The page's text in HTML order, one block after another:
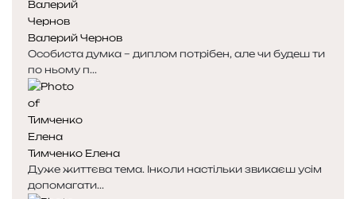
н
к
а
н
к
а
Валерий Чернов
Особиста думка – диплом потрібен, але чи будеш ти
по ньому п...
Тимченко Елена
Дуже життєва тема. Інколи настільки звикаєш усім
допомагати...